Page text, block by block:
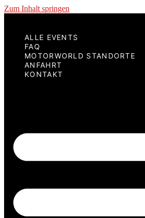
Zum Inhalt springen
ALLE EVENTS
FAQ
MOTORWORLD STANDORTE
ANFAHRT
KONTAKT